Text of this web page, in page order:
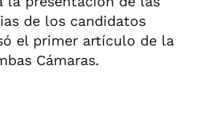
de los candidatos
el primer artículo de la
Cámaras.